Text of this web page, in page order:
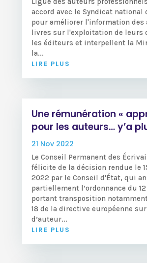
accord avec le Syndicat national
pour améliorer l'information des
livres sur l'exploitation de leurs
les éditeurs et interpellent la
la...
LIRE PLUS
Une rémunération «
pour les auteurs… y’a
21 Nov 2022
Le Conseil Permanent des
félicite de la décision rendue le
2022 par le Conseil d'État, qui
partiellement l’ordonnance du 12
portant transposition
18 de la directive européenne
d’auteur...
LIRE PLUS